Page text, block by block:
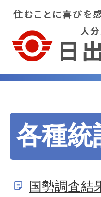
各種統
国勢調査結